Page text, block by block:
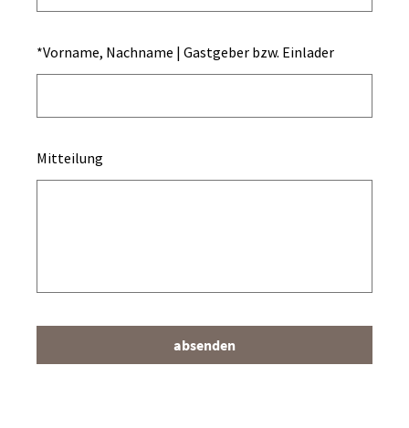
*Vorname, Nachname | Gastgeber bzw. Einlader
Mitteilung
absenden